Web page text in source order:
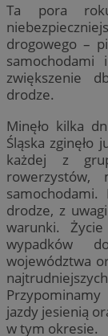
Ta pora
drogowego –
zwiększenie
drodze.
Minęło kilka
Śląska zginęło
każdej z
rowerzystów,
samochodami.
drodze, z
warunki.
wypadków
województwa
jazdy jesienią
w tym okresie.